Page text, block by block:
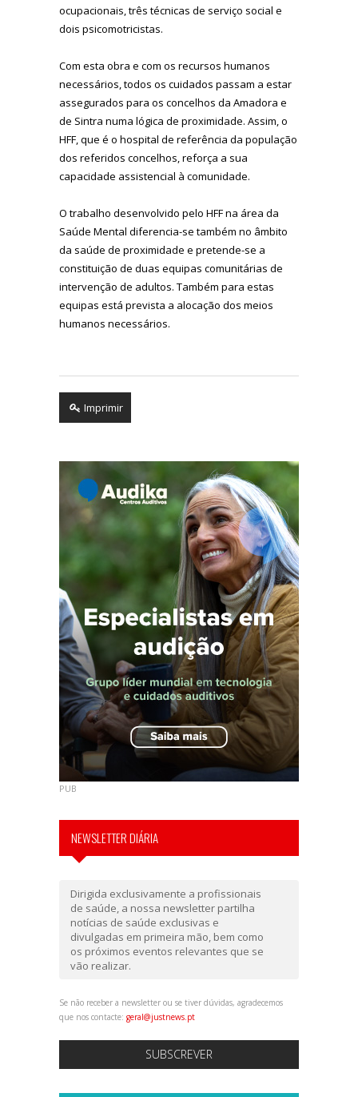
ocupacionais, três técnicas de serviço social e
dois psicomotricistas.
Com esta obra e com os recursos humanos
necessários, todos os cuidados passam a estar
assegurados para os concelhos da Amadora e
de Sintra numa lógica de proximidade. Assim, o
HFF, que é o hospital de referência da população
dos referidos concelhos, reforça a sua
capacidade assistencial à comunidade.
O trabalho desenvolvido pelo HFF na área da
Saúde Mental diferencia-se também no âmbito
da saúde de proximidade e pretende-se a
constituição de duas equipas comunitárias de
intervenção de adultos. Também para estas
equipas está prevista a alocação dos meios
humanos necessários.
Imprimir
PUB
NEWSLETTER DIÁRIA
Dirigida exclusivamente a profissionais
de saúde, a nossa newsletter partilha
notícias de saúde exclusivas e
divulgadas em primeira mão, bem como
os próximos eventos relevantes que se
vão realizar.
Se não receber a newsletter ou se tiver dúvidas, agradecemos
que nos contacte: geral@justnews.pt
SUBSCREVER